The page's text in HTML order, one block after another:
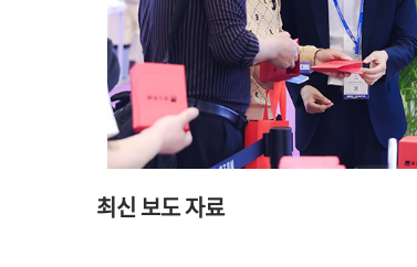
최신 보도 자료